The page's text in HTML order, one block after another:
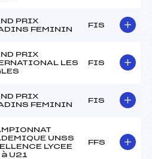
PRIX
FEMININ
FIS
PRIX
LES
FIS
PRIX
FEMININ
FIS
UNSS
LYCEE
à U21
FFS